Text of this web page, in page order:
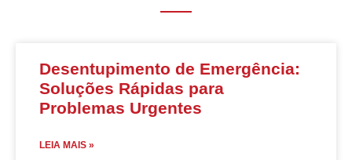
Desentupimento de Emergência:
Soluções Rápidas para
Problemas Urgentes
LEIA MAIS »